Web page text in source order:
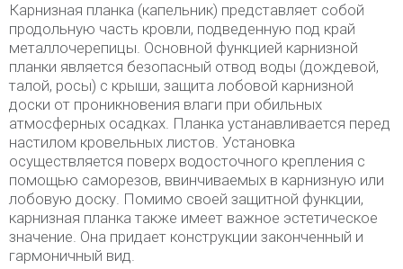
Карнизная планка (капельник) представляет собой
продольную часть кровли, подведенную под край
металлочерепицы. Основной функцией карнизной
планки является безопасный отвод воды (дождевой,
талой, росы) с крыши, защита лобовой карнизной
доски от проникновения влаги при обильных
атмосферных осадках. Планка устанавливается перед
настилом кровельных листов. Установка
осуществляется поверх водосточного крепления с
помощью саморезов, ввинчиваемых в карнизную или
лобовую доску. Помимо своей защитной функции,
карнизная планка также имеет важное эстетическое
значение. Она придает конструкции законченный и
гармоничный вид.